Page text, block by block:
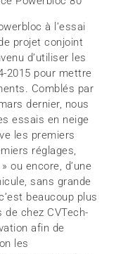
à l’essai
projet conjoint
d’utiliser les
2015 pour mettre
Comblés par
dernier, nous
essais en neige
les premiers
réglages,
ou encore, d’une
sans grande
beaucoup plus
chez CVTech-
afin de
les